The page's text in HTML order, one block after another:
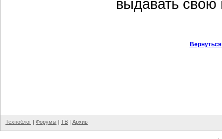
выдавать
Техноблог | Форумы | ТВ | Архив